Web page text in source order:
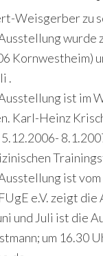
Weisgerber zu
wurde
Kornwestheim)
.
ist im
Karl-Heinz
5.12.2006-
ist
e.V. zeigt
und Juli ist die
um 16.30